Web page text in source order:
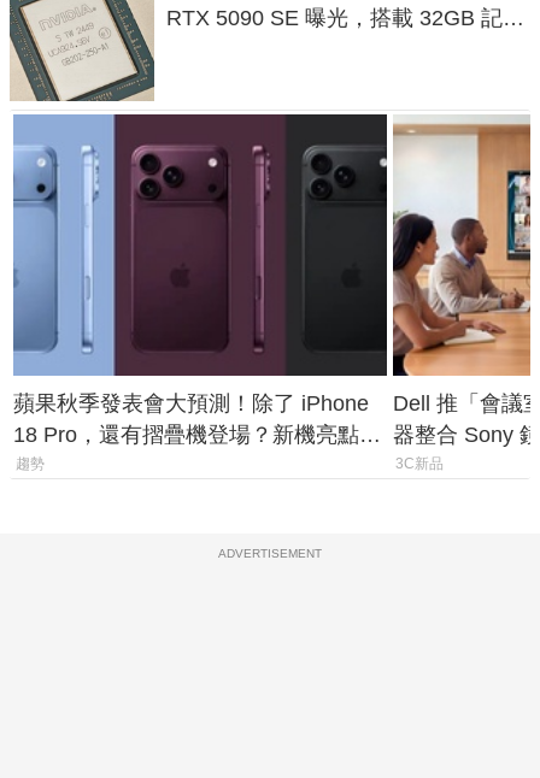
RTX 5090 SE 曝光，搭載 32GB 記憶
蘋果秋季發表會大預測！除了 iPhone
18 Pro，還有摺疊機登場？新機亮點預
測一次看
趨勢
Dell 推「會議
器整合 Sony
條 USB-C 就
3C新品
ADVERTISEMENT